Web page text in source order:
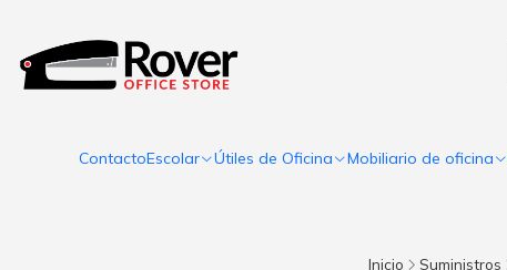
ContactoEscolar Útiles de Oficina Mobiliario de oficina
Inicio Suministros